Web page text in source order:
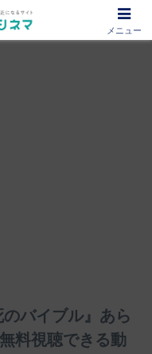
書館『MIHOシネマ』
バイブル』あら
料視聴できる動
メニュー